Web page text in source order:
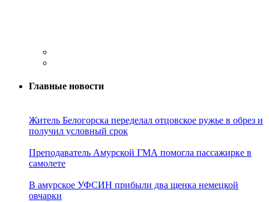
Главные новости
Житель Белогорска переделал отцовское ружье в обрез и
получил условный срок
Преподаватель Амурской ГМА помогла пассажирке в
самолете
В амурское УФСИН прибыли два щенка немецкой
овчарки